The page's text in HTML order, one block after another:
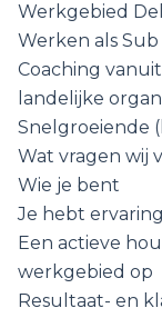
Werkgebied
Werken als
Coaching
landelijke
Snelgroeiende
Wat vragen wij
Wie je bent
Je hebt
Een actieve
werkgebied op
Resultaat- en